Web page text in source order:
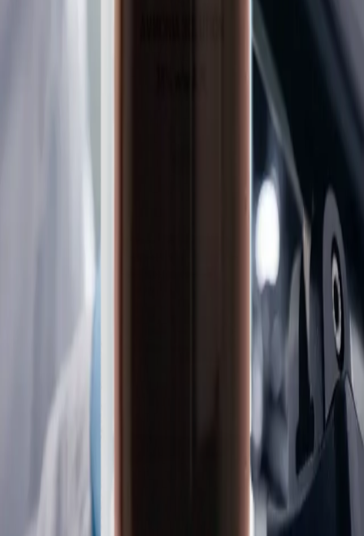
Controles y química
Calibre Scientific ofrece controles propios y productos químicos
a medida, respaldados por marcas consolidadas—entre ellas
Reagecon y Vickers—, una calidad excepcional y un
rendimiento fiable. Somos el socio de confianza para los